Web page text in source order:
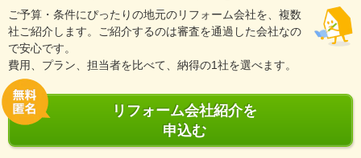
ご予算・条件にぴったりの地元のリフォーム会社を、複数
社ご紹介します。ご紹介するのは審査を通過した会社なの
で安心です。
費用、プラン、担当者を比べて、納得の1社を選べます。
リフォーム会社紹介を
申込む